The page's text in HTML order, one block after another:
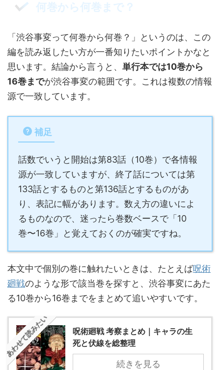
何巻から何巻まで？
「渋谷事変って何巻から何巻？」というのは、この
編を読み返したい方が一番知りたいポイントかなと
思います。結論から言うと、 単行本では10巻から
16巻までが渋谷事変の範囲です。これは複数の情報
源で一致しています。
補足
話数でいうと開始は第83話（10巻）で各情報
源が一致していますが、終了話については第
133話とするものと第136話とするものがあ
り、表記に幅があります。数え方の違いによ
るものなので、迷ったら巻数ベースで「10
巻〜16巻」と覚えておくのが確実ですね。
本文中で個別の巻に触れたいときは、たとえば呪術
廻戦のような形で該当巻を探すと、渋谷事変にあた
る10巻から16巻までをまとめて追いやすいです。
あわせて読みたい
呪術廻戦 考察まとめ｜キャラの生
死と伏線を総整理
続きを見る